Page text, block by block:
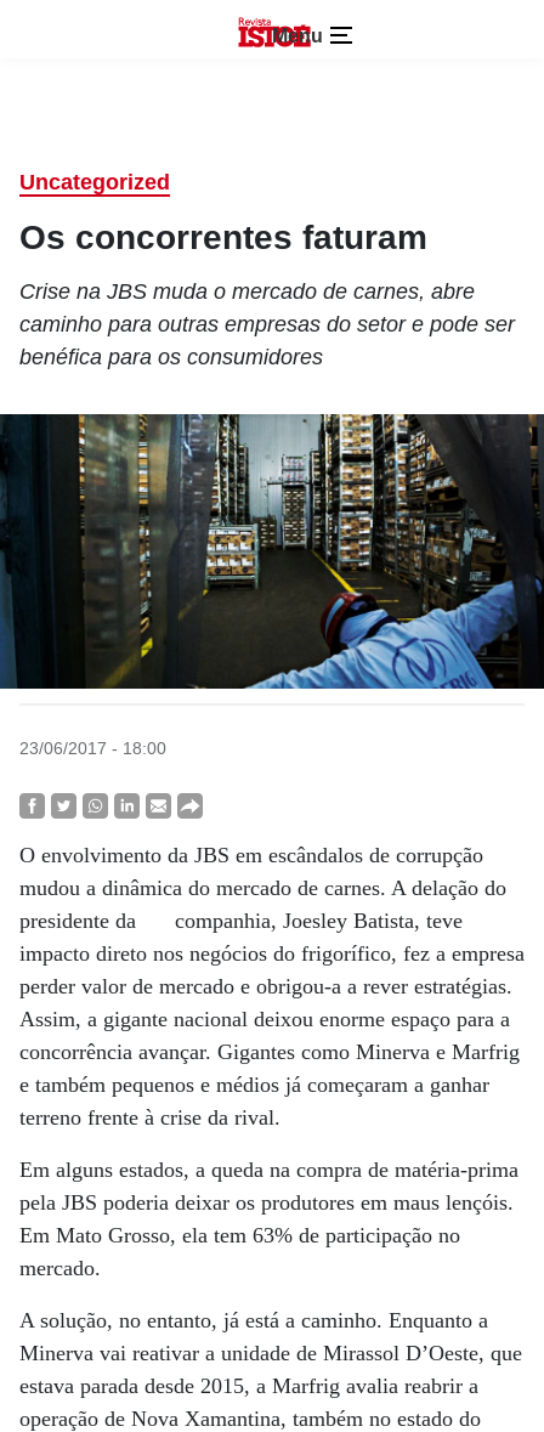
Menu
Uncategorized
Os concorrentes faturam
Crise na JBS muda o mercado de carnes, abre
caminho para outras empresas do setor e pode ser
benéfica para os consumidores
23/06/2017 - 18:00
O envolvimento da JBS em escândalos de corrupção
mudou a dinâmica do mercado de carnes. A delação do
presidente da
companhia, Joesley Batista, teve
impacto direto nos negócios do frigorífico, fez a empresa
perder valor de mercado e obrigou-a a rever estratégias.
Assim, a gigante nacional deixou enorme espaço para a
concorrência avançar. Gigantes como Minerva e Marfrig
e também pequenos e médios já começaram a ganhar
terreno frente à crise da rival.
Em alguns estados, a queda na compra de matéria-prima
pela JBS poderia deixar os produtores em maus lençóis.
Em Mato Grosso, ela tem 63% de participação no
mercado.
A solução, no entanto, já está a caminho. Enquanto a
Minerva vai reativar a unidade de Mirassol D’Oeste, que
estava parada desde 2015, a Marfrig avalia reabrir a
operação de Nova Xamantina, também no estado do